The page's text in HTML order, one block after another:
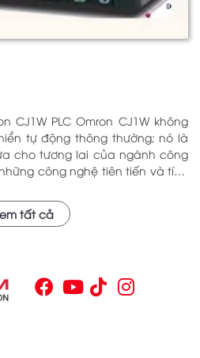
CJ1W không
tự động thông thường; nó là
cho tương lai của ngành công
công nghệ tiên tiến và tính
vụ trong nhiều lĩnh vực khác
động ổn định và hiệu quả, sản
những thông tin cơ bản về PLC
cho bất kỳ ai muốn cải thiện
tất cả